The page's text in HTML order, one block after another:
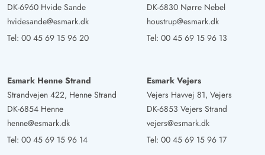
DK-6960 Hvide Sande
hvidesande@esmark.dk
Tel: 00 45 69 15 96 20
DK-6830 Nørre Nebel
houstrup@esmark.dk
Tel: 00 45 69 15 96 13
Esmark Henne Strand
Strandvejen 422, Henne Strand
DK-6854 Henne
henne@esmark.dk
Tel: 00 45 69 15 96 14
Esmark Vejers
Vejers Havvej 81, Vejers
DK-6853 Vejers Strand
vejers@esmark.dk
Tel: 00 45 69 15 96 17